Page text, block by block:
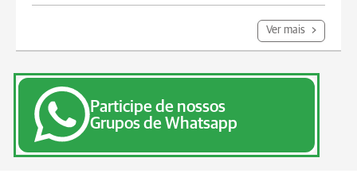
Ver mais
Participe de nossos
Grupos de Whatsapp